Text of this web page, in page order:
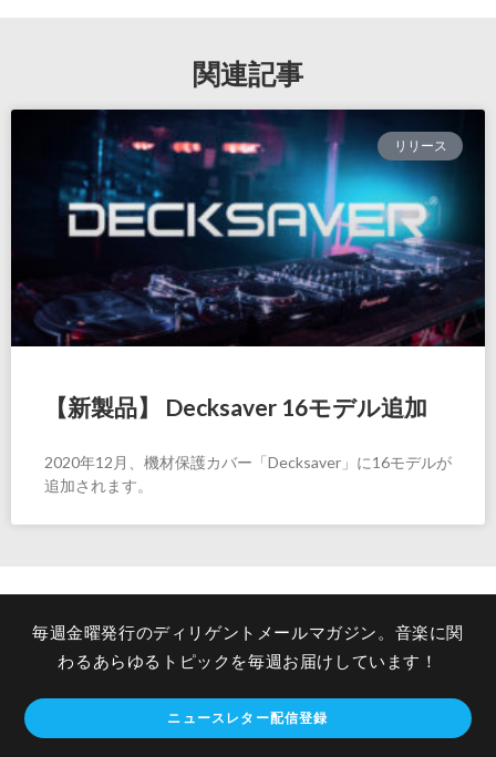
関連記事
リリース
【新製品】 Decksaver 16モデル追加
2020年12月、機材保護カバー「Decksaver」に16モデルが
追加されます。
毎週金曜発行のディリゲントメールマガジン。音楽に関
わるあらゆるトピックを毎週お届けしています！
ニュースレター配信登録